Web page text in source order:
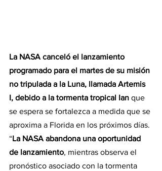
La NASA canceló el lanzamiento
programado para el martes de su misión
no tripulada a la Luna, llamada Artemis
I, debido a la tormenta tropical Ian que
se espera se fortalezca a medida que se
aproxima a Florida en los próximos días.
“La NASA abandona una oportunidad
de lanzamiento, mientras observa el
pronóstico asociado con la tormenta